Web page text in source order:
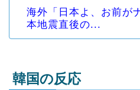
海外「日本よ、お前が
本地震直後の...
韓国の反応